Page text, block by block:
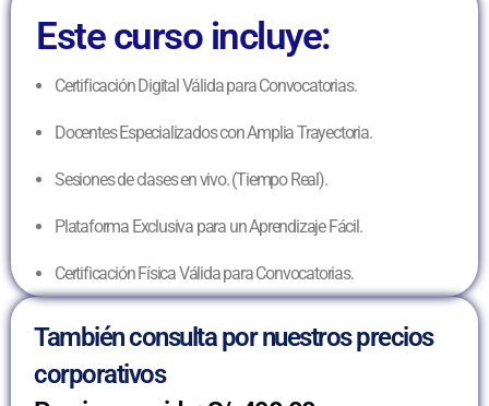
Este curso incluye:
Certificación Digital Válida para Convocatorias.
Docentes Especializados con Amplia Trayectoria.
Sesiones de clases en vivo. (Tiempo Real).
Plataforma Exclusiva para un Aprendizaje Fácil.
Certificación Física Válida para Convocatorias.
También consulta por nuestros precios
corporativos